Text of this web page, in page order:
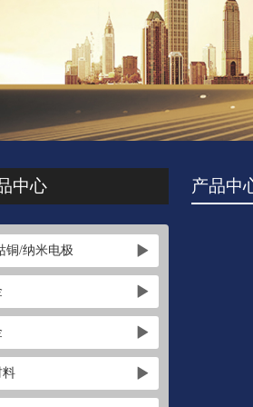
中心
铜/纳米电极
料
产品中